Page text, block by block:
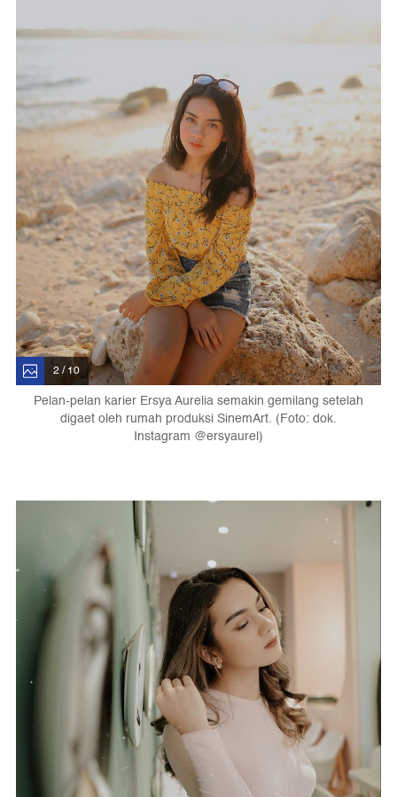
2 / 10
Pelan-pelan karier Ersya Aurelia semakin gemilang setelah
digaet oleh rumah produksi SinemArt. (Foto: dok.
Instagram @ersyaurel)